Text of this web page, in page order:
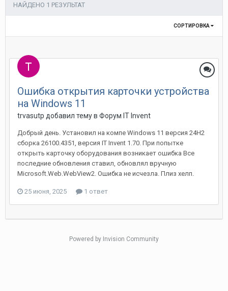
НАЙДЕНО 1 РЕЗУЛЬТАТ
СОРТИРОВКА
Ошибка открытия карточки устройства
на Windows 11
trvasutp добавил тему в Форум IT Invent
Добрый день. Установил на компе Windows 11 версия 24H2
сборка 26100.4351, версия IT Invent 1.70. При попытке
открыть карточку оборудования возникает ошибка Все
последние обновления ставил, обновлял вручную
Microsoft.Web.WebView2. Ошибка не исчезла. Плиз хелп.
25 июня, 2025 1 ответ
Powered by Invision Community